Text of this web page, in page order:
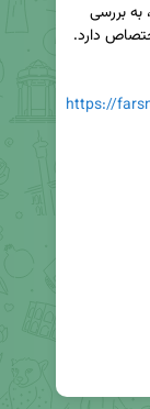
https://